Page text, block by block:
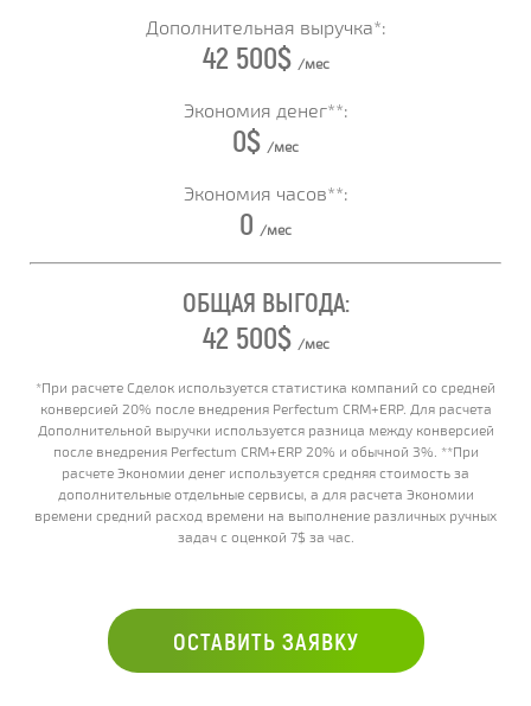
Дополнительная выручка*:
42 500$ /мес
Экономия денег**:
0$ /мес
Экономия часов**:
0 /мес
ОБЩАЯ ВЫГОДА:
42 500$ /мес
*При расчете Сделок используется статистика компаний со средней
конверсией 20% после внедрения Perfectum CRM+ERP. Для расчета
Дополнительной выручки используется разница между конверсией
после внедрения Perfectum CRM+ERP 20% и обычной 3%. **При
расчете Экономии денег используется средняя стоимость за
дополнительные отдельные сервисы, а для расчета Экономии
времени средний расход времени на выполнение различных ручных
задач с оценкой 7$ за час.
ОСТАВИТЬ ЗАЯВКУ